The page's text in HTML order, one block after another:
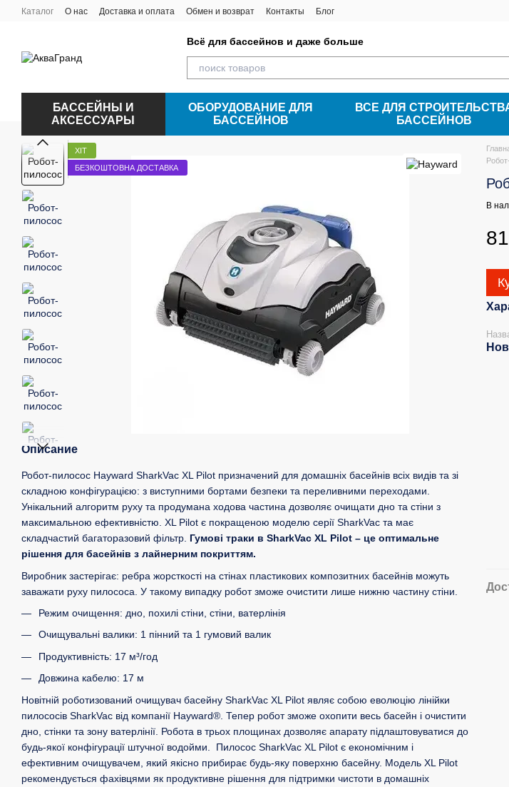
Перейти к основному контенту
Каталог О нас Доставка и оплата Обмен и возврат Контакты Блог
Всё для бассейнов и даже больше
БАССЕЙНЫ И
АКСЕССУАРЫ
ОБОРУДОВАНИЕ ДЛЯ
БАССЕЙНОВ
ВСЕ ДЛЯ
БАССЕЙНОВ
ХІТ
БЕЗКОШТОВНА ДОСТАВКА
Описание
Робот-пилосос Hayward SharkVac XL Pilot призначений для домашніх басейнів всіх видів та зі
складною конфігурацією: з виступними бортами безпеки та переливними переходами.
Унікальний алгоритм руху та продумана ходова частина дозволяє очищати дно та стіни з
максимальною ефективністю. XL Pilot є покращеною моделю серії SharkVac та має
складчастий багаторазовий фільтр. Гумові траки в SharkVac XL Pilot – це оптимальне
рішення для басейнів з лайнерним покриттям.
Виробник застерігає: ребра жорсткості на стінах пластикових композитних басейнів можуть
заважати руху пилососа. У такому випадку робот зможе очистити лише нижню частину стіни.
Режим очищення: дно, похилі стіни, стіни, ватерлінія
Очищувальні валики: 1 пінний та 1 гумовий валик
Продуктивність: 17 м³/год
Довжина кабелю: 17 м
Новітній роботизований очищувач басейну SharkVac XL Pilot являє собою еволюцію лінійки
пилососів SharkVac від компанії Hayward®. Тепер робот зможе охопити весь басейн і очистити
дно, стінки та зону ватерлінії. Робота в трьох площинах дозволяє апарату підлаштовуватися до
будь-якої конфігурації штучної водойми. Пилосос SharkVac XL Pilot є економічним і
ефективним очищувачем, який якісно прибирає будь-яку поверхню басейну. Модель XL Pilot
рекомендується фахівцями як продуктивне рішення для підтримки чистоти в домашніх
В